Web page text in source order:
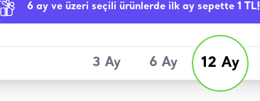
6 ay ve üzeri seçili ürünlerde ilk ay sepette 1 TL!
3 Ay 6 Ay 12 Ay